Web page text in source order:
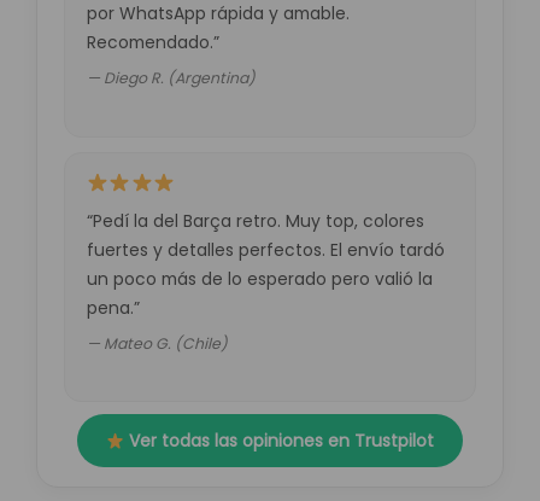
por WhatsApp rápida y amable.
Recomendado.”
— Diego R. (Argentina)
“Pedí la del Barça retro. Muy top, colores
fuertes y detalles perfectos. El envío tardó
un poco más de lo esperado pero valió la
pena.”
— Mateo G. (Chile)
Ver todas las opiniones en Trustpilot